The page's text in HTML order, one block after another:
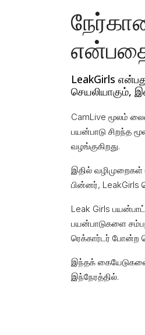
LeakGirls
செயலியாகும்,
CamLive மூலம்
பயன்பாடு சிறந்த
வழங்குகிறது.
இதில் வழிமுறைகள்
பின்னர்,
Leak Girls
பயன்பாடுகளை
ரெக்கார்டர் போன்ற
இந்தக்
இந்நேரத்தில்.